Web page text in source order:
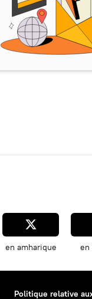
en amharique en
Politique relative